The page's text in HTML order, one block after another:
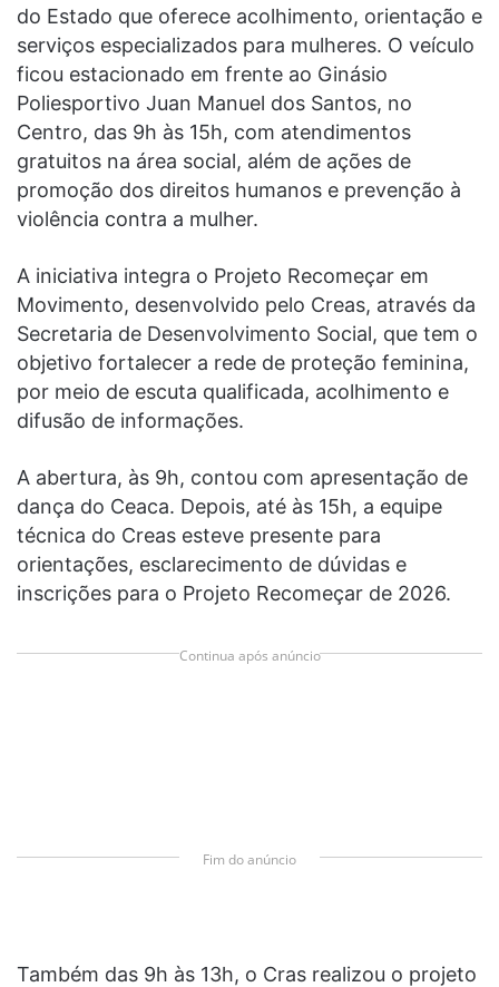
do Estado que oferece acolhimento, orientação e
serviços especializados para mulheres. O veículo
ficou estacionado em frente ao Ginásio
Poliesportivo Juan Manuel dos Santos, no
Centro, das 9h às 15h, com atendimentos
gratuitos na área social, além de ações de
promoção dos direitos humanos e prevenção à
violência contra a mulher.
A iniciativa integra o Projeto Recomeçar em
Movimento, desenvolvido pelo Creas, através da
Secretaria de Desenvolvimento Social, que tem o
objetivo fortalecer a rede de proteção feminina,
por meio de escuta qualificada, acolhimento e
difusão de informações.
A abertura, às 9h, contou com apresentação de
dança do Ceaca. Depois, até às 15h, a equipe
técnica do Creas esteve presente para
orientações, esclarecimento de dúvidas e
inscrições para o Projeto Recomeçar de 2026.
Continua após anúncio
Fim do anúncio
Também das 9h às 13h, o Cras realizou o projeto